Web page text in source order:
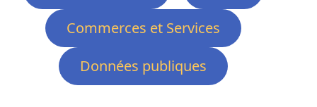
Commerces et Services
Données publiques